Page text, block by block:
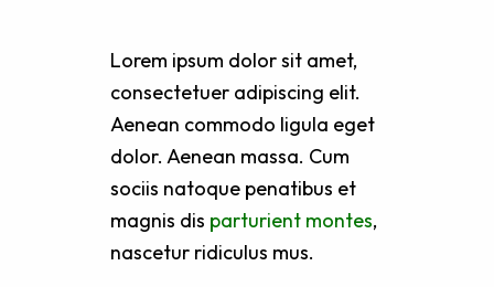
Lorem ipsum dolor sit amet,
consectetuer adipiscing elit.
Aenean commodo ligula eget
dolor. Aenean massa. Cum
sociis natoque penatibus et
magnis dis parturient montes,
nascetur ridiculus mus.